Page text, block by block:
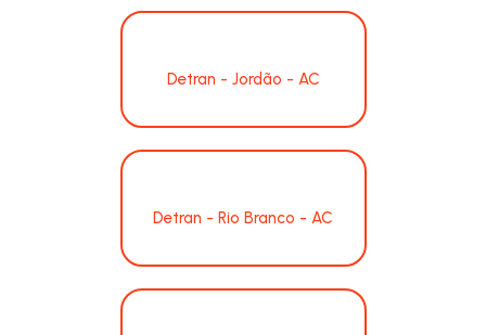
Detran - Jordão - AC
Detran - Rio Branco - AC